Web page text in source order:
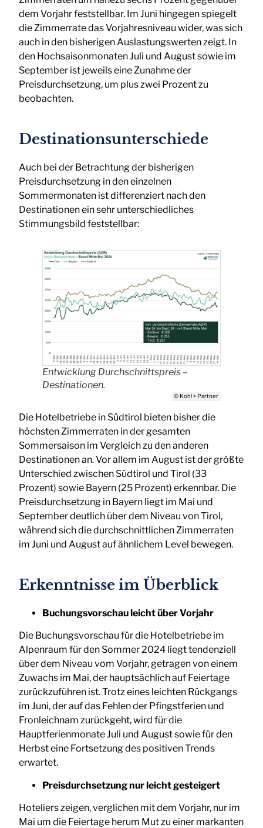
dem Vorjahr feststellbar. Im Juni hingegen spiegelt
die Zimmerrate das Vorjahresniveau wider, was sich
auch in den bisherigen Auslastungswerten zeigt. In
den Hochsaisonmonaten Juli und August sowie im
September ist jeweils eine Zunahme der
Preisdurchsetzung, um plus zwei Prozent zu
beobachten.
Destinationsunterschiede
Auch bei der Betrachtung der bisherigen
Preisdurchsetzung in den einzelnen
Sommermonaten ist differenziert nach den
Destinationen ein sehr unterschiedliches
Stimmungsbild feststellbar:
Entwicklung Durchschnittspreis –
Destinationen.
© Kohl > Partner
Die Hotelbetriebe in Südtirol bieten bisher die
höchsten Zimmerraten in der gesamten
Sommersaison im Vergleich zu den anderen
Destinationen an. Vor allem im August ist der größte
Unterschied zwischen Südtirol und Tirol (33
Prozent) sowie Bayern (25 Prozent) erkennbar. Die
Preisdurchsetzung in Bayern liegt im Mai und
September deutlich über dem Niveau von Tirol,
während sich die durchschnittlichen Zimmerraten
im Juni und August auf ähnlichem Level bewegen.
Erkenntnisse im Überblick
Buchungsvorschau leicht über Vorjahr
Die Buchungsvorschau für die Hotelbetriebe im
Alpenraum für den Sommer 2024 liegt tendenziell
über dem Niveau vom Vorjahr, getragen von einem
Zuwachs im Mai, der hauptsächlich auf Feiertage
zurückzuführen ist. Trotz eines leichten Rückgangs
im Juni, der auf das Fehlen der Pfingstferien und
Fronleichnam zurückgeht, wird für die
Hauptferienmonate Juli und August sowie für den
Herbst eine Fortsetzung des positiven Trends
erwartet.
Preisdurchsetzung nur leicht gesteigert
Hoteliers zeigen, verglichen mit dem Vorjahr, nur im
Mai um die Feiertage herum Mut zu einer markanten